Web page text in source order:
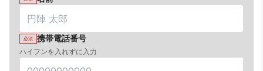
必須 携帯電話番号
ハイフンを入れずに入力